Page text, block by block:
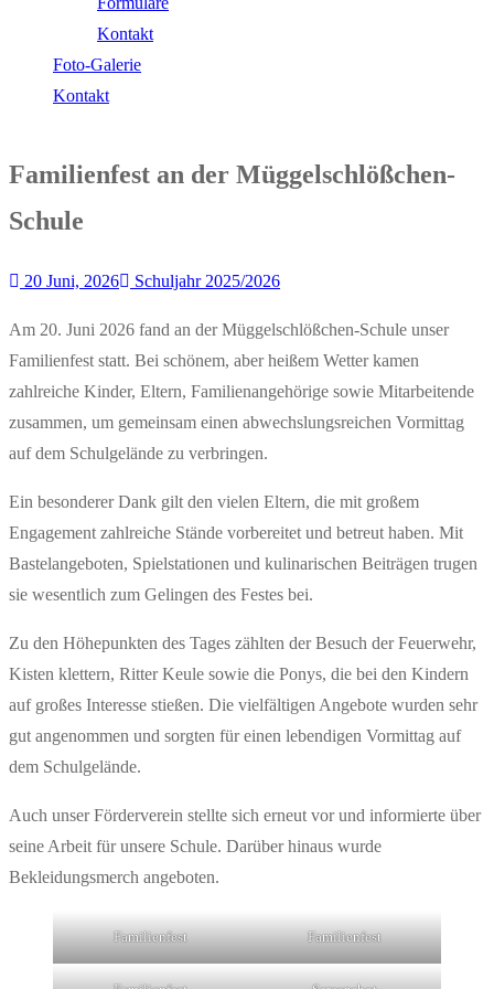
Kontakt
Foto-Galerie
Kontakt
Familienfest an der Müggelschlößchen-
Schule
20 Juni, 2026 Schuljahr 2025/2026
Am 20. Juni 2026 fand an der Müggelschlößchen-Schule unser
Familienfest statt. Bei schönem, aber heißem Wetter kamen
zahlreiche Kinder, Eltern, Familienangehörige sowie Mitarbeitende
zusammen, um gemeinsam einen abwechslungsreichen Vormittag
auf dem Schulgelände zu verbringen.
Ein besonderer Dank gilt den vielen Eltern, die mit großem
Engagement zahlreiche Stände vorbereitet und betreut haben. Mit
Bastelangeboten, Spielstationen und kulinarischen Beiträgen trugen
sie wesentlich zum Gelingen des Festes bei.
Zu den Höhepunkten des Tages zählten der Besuch der Feuerwehr,
Kisten klettern, Ritter Keule sowie die Ponys, die bei den Kindern
auf großes Interesse stießen. Die vielfältigen Angebote wurden sehr
gut angenommen und sorgten für einen lebendigen Vormittag auf
dem Schulgelände.
Auch unser Förderverein stellte sich erneut vor und informierte über
seine Arbeit für unsere Schule. Darüber hinaus wurde
Bekleidungsmerch angeboten.
Familienfest Familienfest